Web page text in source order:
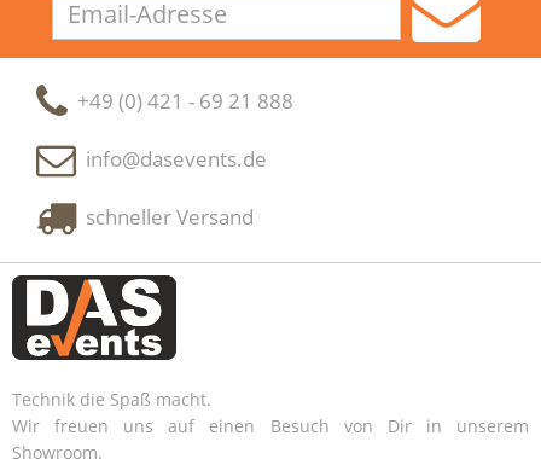
Adresse
+49 (0) 421 - 69 21 888
info@dasevents.de
schneller Versand
Technik die Spaß macht.
Wir freuen uns auf einen Besuch von Dir in unserem
Showroom.